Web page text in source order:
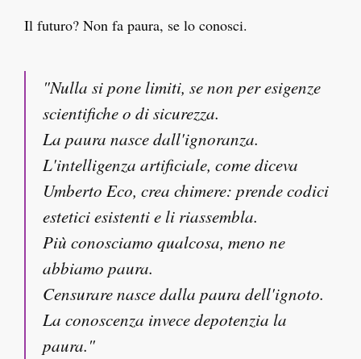
Il futuro? Non fa paura, se lo conosci.
"Nulla si pone limiti, se non per esigenze
scientifiche o di sicurezza.
La paura nasce dall'ignoranza.
L'intelligenza artificiale, come diceva
Umberto Eco, crea chimere: prende codici
estetici esistenti e li riassembla.
Più conosciamo qualcosa, meno ne
abbiamo paura.
Censurare nasce dalla paura dell'ignoto.
La conoscenza invece depotenzia la
paura."